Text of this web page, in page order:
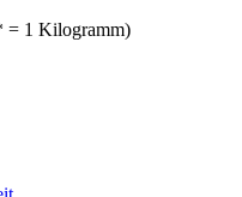
= 1 Kilogramm)